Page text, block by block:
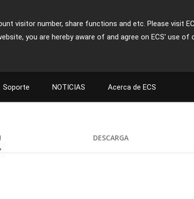
visitor number, share functions and etc. Please visit
you are hereby aware of and agree on ECS' use of
Soporte NOTICIAS Acerca de ECS
DESCARGA